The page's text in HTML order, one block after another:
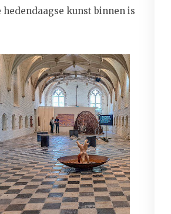
kunst binnen is